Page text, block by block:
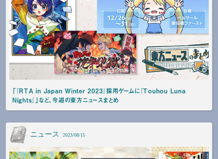
「『RTA in Japan Winter 2023』採用ゲームに『Touhou Luna
Nights』」など、今週の東方ニュースまとめ
ニュース 2023/08/15